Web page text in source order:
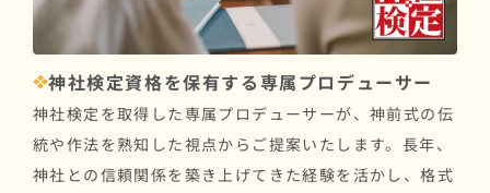
神社検定資格を保有する専属プロデューサー
神社検定を取得した専属プロデューサーが、神前式の伝
統や作法を熟知した視点からご提案いたします。長年、
神社との信頼関係を築き上げてきた経験を活かし、格式